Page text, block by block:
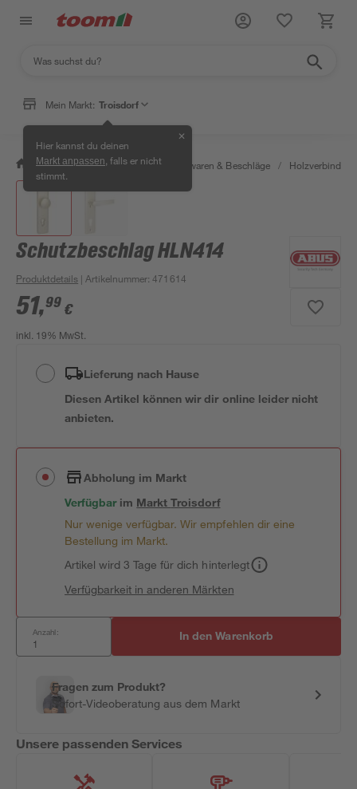
Mein Markt: Troisdorf
Hier kannst du deinen
Markt anpassen , falls er nicht
stimmt.
✕
/ Werkstatt & Maschinen / Eisenwaren & Beschläge / Holzverbinder
Schutzbeschlag HLN414
Produktdetails | Artikelnummer:471614
51,99 €
inkl. 19% MwSt.
Lieferung nach Hause
Diesen Artikel können wir dir online leider nicht
anbieten.
Abholung im Markt
Verfügbar im MarktTroisdorf
Nur wenige verfügbar. Wir empfehlen dir eine
Bestellung im Markt.
Artikel wird 3 Tage für dich hinterlegt
Verfügbarkeit in anderen Märkten
Anzahl: In den Warenkorb
Fragen zum Produkt?
Sofort-Videoberatung aus dem Markt
Unsere passenden Services